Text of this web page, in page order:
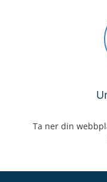
Ta ner din